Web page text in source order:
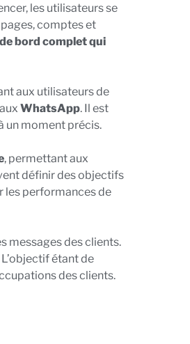
les utilisateurs se
comptes et
bord complet qui
aux utilisateurs de
WhatsApp. Il est
un moment précis.
, permettant aux
définir des objectifs
les performances de
messages des clients.
étant de
des clients.